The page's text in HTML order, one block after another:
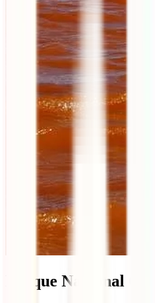
Parque Nacional